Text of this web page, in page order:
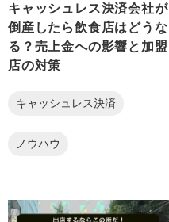
キャッシュレス決済会社が
倒産したら飲食店はどうな
る？売上金への影響と加盟
店の対策
キャッシュレス決済
ノウハウ